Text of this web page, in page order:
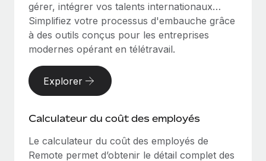
gérer, intégrer vos talents internationaux…
Simplifiez votre processus d'embauche grâce
à des outils conçus pour les entreprises
modernes opérant en télétravail.
Explorer
Calculateur du coût des employés
Le calculateur du coût des employés de
Remote permet d’obtenir le détail complet des